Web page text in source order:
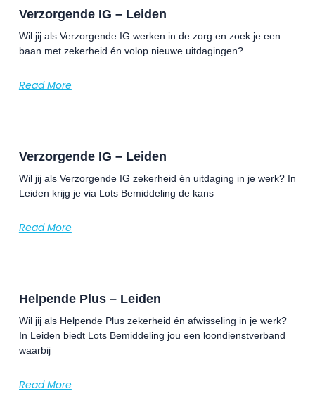
Verzorgende IG – Leiden
Wil jij als Verzorgende IG werken in de zorg en zoek je een
baan met zekerheid én volop nieuwe uitdagingen?
Read More
Verzorgende IG – Leiden
Wil jij als Verzorgende IG zekerheid én uitdaging in je werk? In
Leiden krijg je via Lots Bemiddeling de kans
Read More
Helpende Plus – Leiden
Wil jij als Helpende Plus zekerheid én afwisseling in je werk?
In Leiden biedt Lots Bemiddeling jou een loondienstverband
waarbij
Read More